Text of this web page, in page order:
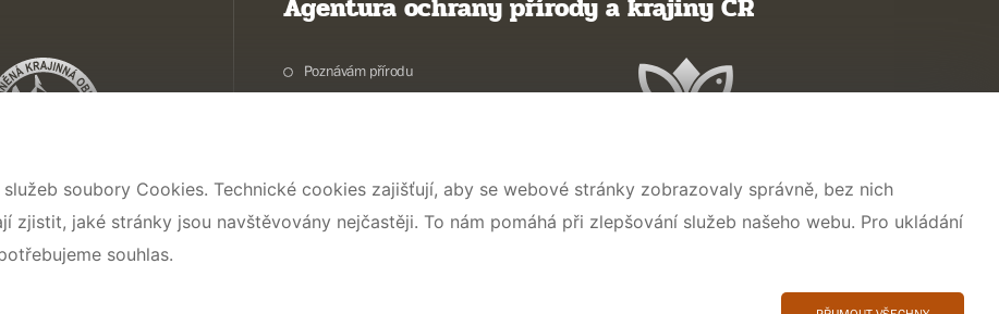
Agentura ochrany přírody a krajiny ČR
Poznávám přírodu
Dokumentujeme přírodu
O nás
soubory Cookies. Technické cookies zajišťují, aby se webové stránky zobrazovaly správně, bez nich
zjistit, jaké stránky jsou navštěvovány nejčastěji. To nám pomáhá při zlepšování služeb našeho webu. Pro ukládání
souhlas.